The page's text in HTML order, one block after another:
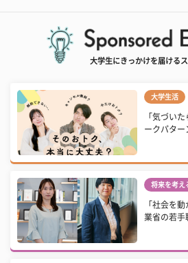
大学生にきっかけを届ける
大学生活
「気づい
ークパター
将来を考え
「社会を
業省の若手